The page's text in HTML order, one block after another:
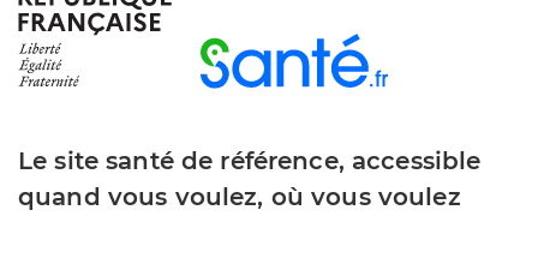
Bunel Coralie
Professionel de santé
Adresse
39 Residence De La Motte Gaullier, 41600
Chaumont-sur-Tharonne
Le site santé de référence, accessible
quand vous voulez, où vous voulez